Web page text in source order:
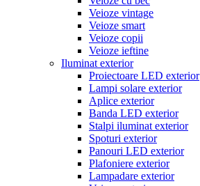
Veioze vintage
Veioze smart
Veioze copii
Veioze ieftine
Iluminat exterior
Proiectoare LED exterior
Lampi solare exterior
Aplice exterior
Banda LED exterior
Stalpi iluminat exterior
Spoturi exterior
Panouri LED exterior
Plafoniere exterior
Lampadare exterior